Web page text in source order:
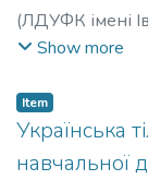
(ЛДУФК імені
Юрій;Гащишин
Roksolana
Show more
Item
Українська
навчальної